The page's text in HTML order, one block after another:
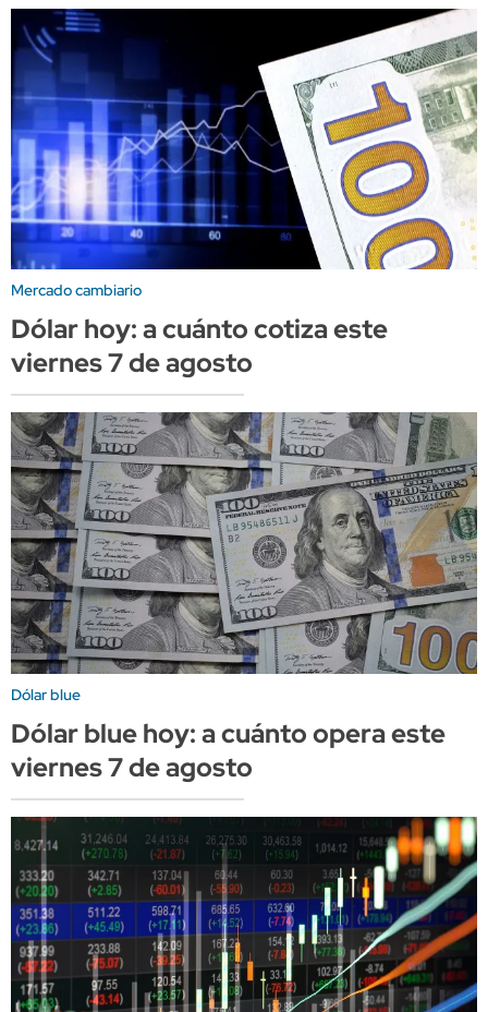
Mercado cambiario
Dólar hoy: a cuánto cotiza este
viernes 7 de agosto
Dólar blue
Dólar blue hoy: a cuánto opera este
viernes 7 de agosto